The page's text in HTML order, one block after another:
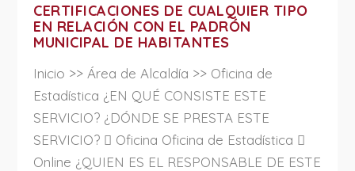
CERTIFICACIONES DE CUALQUIER TIPO
EN RELACIÓN CON EL PADRÓN
MUNICIPAL DE HABITANTES
Inicio >> Área de Alcaldía >> Oficina de
Estadística ¿EN QUÉ CONSISTE ESTE
SERVICIO? ¿DÓNDE SE PRESTA ESTE
SERVICIO?  Oficina Oficina de Estadística 
Online ¿QUIEN ES EL RESPONSABLE DE ESTE